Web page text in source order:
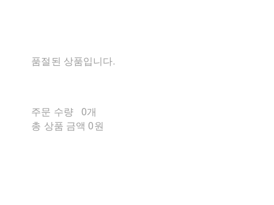
품절된 상품입니다.
주문 수량 0개
총 상품 금액 0원